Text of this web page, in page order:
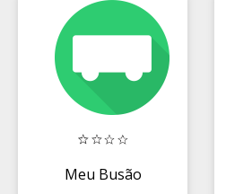
Meu Busão